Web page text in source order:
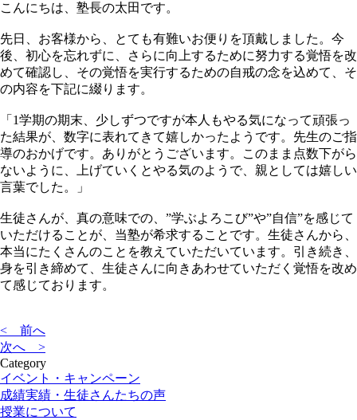
こんにちは、塾長の太田です。
先日、お客様から、とても有難いお便りを頂戴しました。今
後、初心を忘れずに、さらに向上するために努力する覚悟を改
めて確認し、その覚悟を実行するための自戒の念を込めて、そ
の内容を下記に綴ります。
「1学期の期末、少しずつですが本人もやる気になって頑張っ
た結果が、数字に表れてきて嬉しかったようです。先生のご指
導のおかげです。ありがとうございます。このまま点数下がら
ないように、上げていくとやる気のようで、親としては嬉しい
言葉でした。」
生徒さんが、真の意味での、”学ぶよろこび”や”自信”を感じて
いただけることが、当塾が希求することです。生徒さんから、
本当にたくさんのことを教えていただいています。引き続き、
身を引き締めて、生徒さんに向きあわせていただく覚悟を改め
て感じております。
< 前へ
次へ >
Category
イベント・キャンペーン
成績実績・生徒さんたちの声
授業について